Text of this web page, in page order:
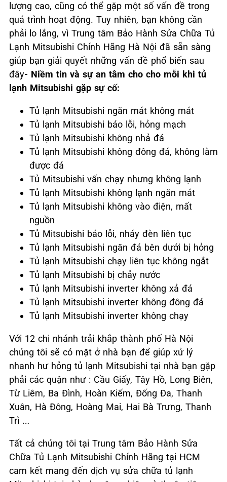
lượng cao, cũng có thể gặp một số vấn đề trong
quá trình hoạt động. Tuy nhiên, bạn không cần
phải lo lắng, vì Trung tâm Bảo Hành Sửa Chữa Tủ
Lạnh Mitsubishi Chính Hãng Hà Nội đã sẵn sàng
giúp bạn giải quyết những vấn đề phổ biến sau
đây- Niềm tin và sự an tâm cho cho mỗi khi tủ
lạnh Mitsubishi gặp sự cố:
Tủ lạnh Mitsubishi ngăn mát không mát
Tủ lạnh Mitsubishi báo lỗi, hỏng mạch
Tủ lạnh Mitsubishi không nhả đá
Tủ lạnh Mitsubishi không đông đá, không làm
được đá
Tủ Mitsubishi vấn chạy nhưng không lạnh
Tủ lạnh Mitsubishi không lạnh ngăn mát
Tủ lạnh Mitsubishi không vào điện, mất
nguồn
Tủ Mitsubishi báo lỗi, nháy đèn liên tục
Tủ lạnh Mitsubishi ngăn đá bên dưới bị hỏng
Tủ lạnh Mitsubishi chạy liên tục không ngắt
Tủ lạnh Mitsubishi bị chảy nước
Tủ lạnh Mitsubishi inverter không xả đá
Tủ lạnh Mitsubishi inverter không đông đá
Tủ lạnh Mitsubishi inverter không chạy
Với 12 chi nhánh trải khắp thành phố Hà Nội
chúng tôi sẽ có mặt ở nhà bạn để giúp xử lý
nhanh hư hỏng tủ lạnh Mitsubishi tại nhà bạn gặp
phải các quận như : Cầu Giấy, Tây Hồ, Long Biên,
Từ Liêm, Ba Đình, Hoàn Kiếm, Đống Đa, Thanh
Xuân, Hà Đông, Hoàng Mai, Hai Bà Trưng, Thanh
Trì …
Tất cả chúng tôi tại Trung tâm Bảo Hành Sửa
Chữa Tủ Lạnh Mitsubishi Chính Hãng tại HCM
cam kết mang đến dịch vụ sửa chữa tủ lạnh